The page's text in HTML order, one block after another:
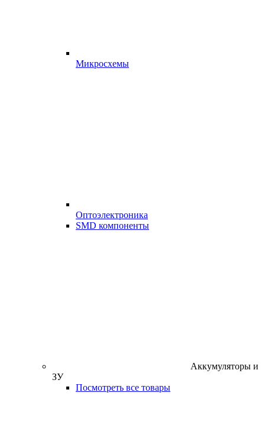
Микросхемы
Оптоэлектроника
SMD компоненты
Аккумуляторы и
ЗУ
Посмотреть все товары